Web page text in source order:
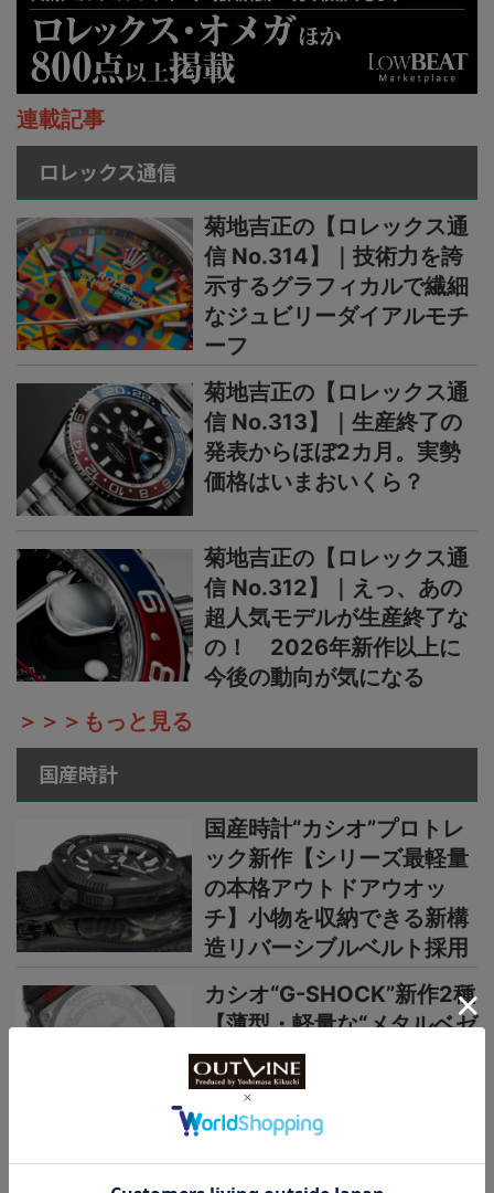
連載記事
ロレックス通信
菊地吉正の【ロレックス通
信 No.314】｜技術力を誇
示するグラフィカルで繊細
なジュビリーダイアルモチ
ーフ
菊地吉正の【ロレックス通
信 No.313】｜生産終了の
発表からほぼ2カ月。実勢
価格はいまおいくら？
菊地吉正の【ロレックス通
信 No.312】｜えっ、あの
超人気モデルが生産終了な
の！ 2026年新作以上に
今後の動向が気になる
＞＞＞もっと見る
国産時計
国産時計“カシオ”プロトレ
ック新作【シリーズ最軽量
の本格アウトドアウオッ
チ】小物を収納できる新構
造リバーシブルベルト採用
カシオ“G-SHOCK”新作2種
【薄型・軽量な“メタルベゼ
ル×カーボン”仕様】“G-
STEEL”シリーズからウレタ
ンベルト仕様の新機軸
国産ブランド“カシオ”新作